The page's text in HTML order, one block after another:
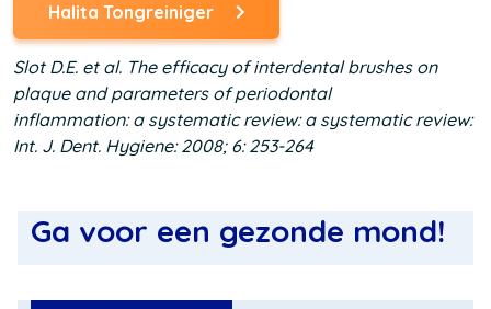
Halita Tongreiniger
(Opent
in
een
nieuw
venster)
Slot D.E. et al. The efficacy of interdental brushes on
plaque and parameters of periodontal
inflammation: a systematic review: a systematic review:
Int. J. Dent. Hygiene: 2008; 6: 253-264
Ga voor een gezonde mond!